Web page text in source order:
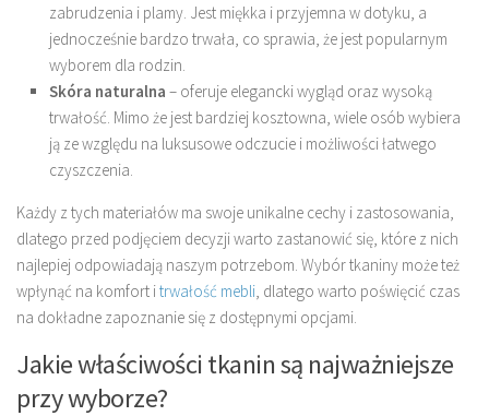
zabrudzenia i plamy. Jest miękka i przyjemna w dotyku, a
jednocześnie bardzo trwała, co sprawia, że jest popularnym
wyborem dla rodzin.
Skóra naturalna – oferuje elegancki wygląd oraz wysoką
trwałość. Mimo że jest bardziej kosztowna, wiele osób wybiera
ją ze względu na luksusowe odczucie i możliwości łatwego
czyszczenia.
Każdy z tych materiałów ma swoje unikalne cechy i zastosowania,
dlatego przed podjęciem decyzji warto zastanowić się, które z nich
najlepiej odpowiadają naszym potrzebom. Wybór tkaniny może też
wpłynąć na komfort itrwałość mebli , dlatego warto poświęcić czas
na dokładne zapoznanie się z dostępnymi opcjami.
Jakie właściwości tkanin są najważniejsze
przy wyborze?